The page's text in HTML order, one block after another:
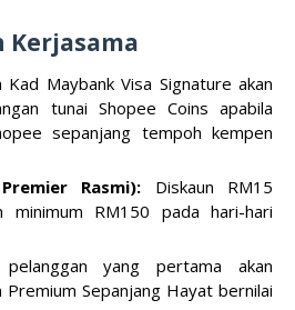
Kerjasama
Kad Maybank Visa Signature akan
tunai Shopee Coins apabila
sepanjang tempoh kempen
Rasmi): Diskaun RM15
minimum RM150 pada hari-hari
yang pertama akan
Premium Sepanjang Hayat bernilai